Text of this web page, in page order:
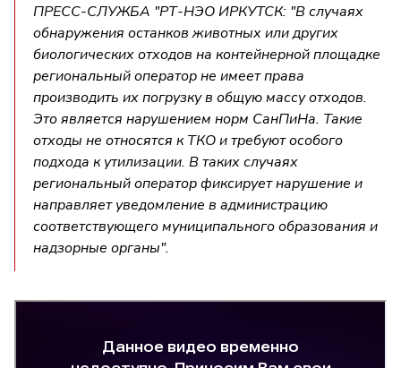
ПРЕСС-СЛУЖБА "РТ-НЭО ИРКУТСК: "В случаях
обнаружения останков животных или других
биологических отходов на контейнерной площадке
региональный оператор не имеет права
производить их погрузку в общую массу отходов.
Это является нарушением норм СанПиНа. Такие
отходы не относятся к ТКО и требуют особого
подхода к утилизации. В таких случаях
региональный оператор фиксирует нарушение и
направляет уведомление в администрацию
соответствующего муниципального образования и
надзорные органы".